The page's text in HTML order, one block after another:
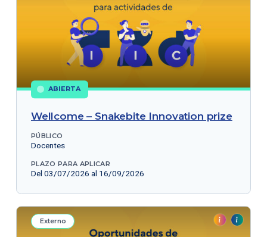
ABIERTA
Wellcome – Snakebite Innovation prize
PÚBLICO
Docentes
PLAZO PARA APLICAR
Del 03/07/2026 al 16/09/2026
Externo